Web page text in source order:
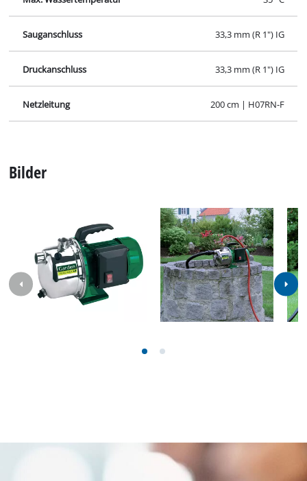
Sauganschluss 33,3 mm (R 1") IG
Druckanschluss 33,3 mm (R 1") IG
Netzleitung 200 cm | H07RN-F
Bilder